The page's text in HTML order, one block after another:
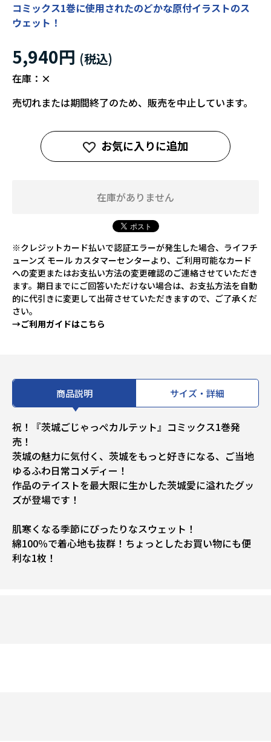
コミックス1巻に使用されたのどかな原付イラストのス
ウェット！
5,940円
在庫： ×
売切れまたは期間終了のため、販売を中止しています。
お気に入りに追加
在庫がありません
※クレジットカード払いで認証エラーが発生した場合、ライフチ
ューンズ モール カスタマーセンターより、ご利用可能なカード
への変更またはお支払い方法の変更確認のご連絡させていただき
ます。期日までにご回答いただけない場合は、お支払方法を自動
的に代引きに変更して出荷させていただきますので、ご了承くだ
さい。
→ご利用ガイドはこちら
商品説明 サイズ・詳細
祝！『茨城ごじゃっぺカルテット』コミックス1巻発
売！
茨城の魅力に気付く、茨城をもっと好きになる、ご当地
ゆるふわ日常コメディー！
作品のテイストを最大限に生かした茨城愛に溢れたグッ
ズが登場です！
肌寒くなる季節にぴったりなスウェット！
綿100％で着心地も抜群！ちょっとしたお買い物にも便
利な1枚！